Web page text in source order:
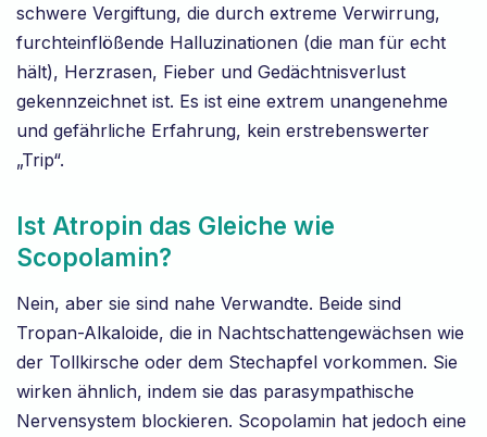
schwere Vergiftung, die durch extreme Verwirrung,
furchteinflößende Halluzinationen (die man für echt
hält), Herzrasen, Fieber und Gedächtnisverlust
gekennzeichnet ist. Es ist eine extrem unangenehme
und gefährliche Erfahrung, kein erstrebenswerter
„Trip“.
Ist Atropin das Gleiche wie
Scopolamin?
Nein, aber sie sind nahe Verwandte. Beide sind
Tropan-Alkaloide, die in Nachtschattengewächsen wie
der Tollkirsche oder dem Stechapfel vorkommen. Sie
wirken ähnlich, indem sie das parasympathische
Nervensystem blockieren. Scopolamin hat jedoch eine